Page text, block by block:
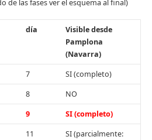
de las fases ver el esquema al final)
día
Visible desde
Pamplona
(Navarra)
7
SI (completo)
8
NO
9
SI (completo)
11
SI (parcialmente: